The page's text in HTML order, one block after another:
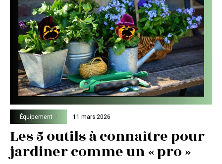
Équipement 11 mars 2026
Les 5 outils à connaître pour
jardiner comme un « pro »